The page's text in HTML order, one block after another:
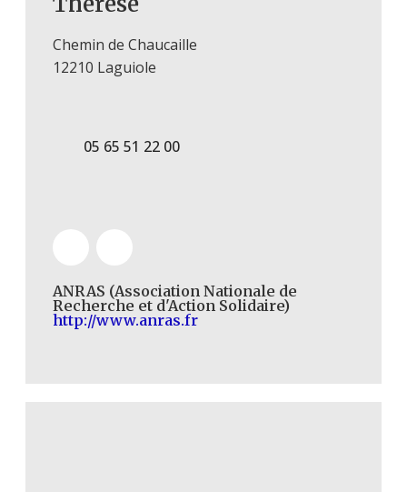
Chemin de Chaucaille
12210 Laguiole
05 65 51 22 00
ANRAS (Association Nationale de
Recherche et d'Action Solidaire)
http://www.anras.fr